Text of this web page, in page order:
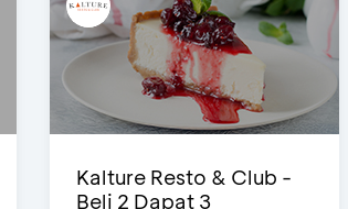
Kalture Resto & Club -
Beli 2 Dapat 3